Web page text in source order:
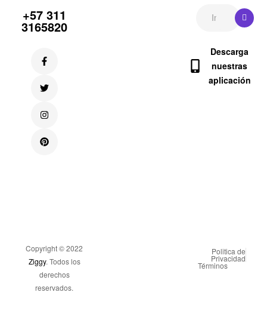
+57 311
3165820
Descarga
nuestras
aplicación
Copyright © 2022
Ziggy. Todos los
derechos
reservados.
Politica de
Privacidad
Términos